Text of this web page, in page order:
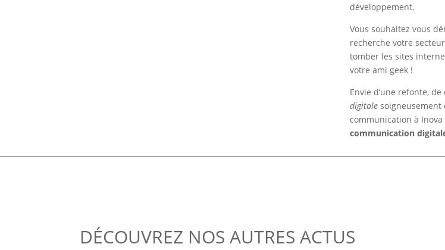
développement.
Vous souhaitez vous
recherche votre
tomber les sites
votre ami geek !
Envie d’une refonte,
digitale soigneusement
communication à
communication
DÉCOUVREZ NOS AUTRES ACTUS